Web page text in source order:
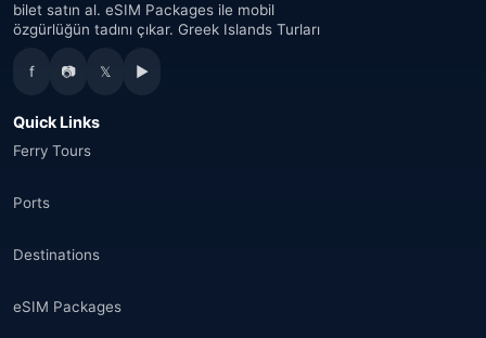
bilet satın al. eSIM Packages ile mobil
özgürlüğün tadını çıkar. Greek Islands Turları
f 📷 𝕏 ▶
Quick Links
Ferry Tours
Ports
Destinations
eSIM Packages